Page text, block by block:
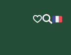
DE